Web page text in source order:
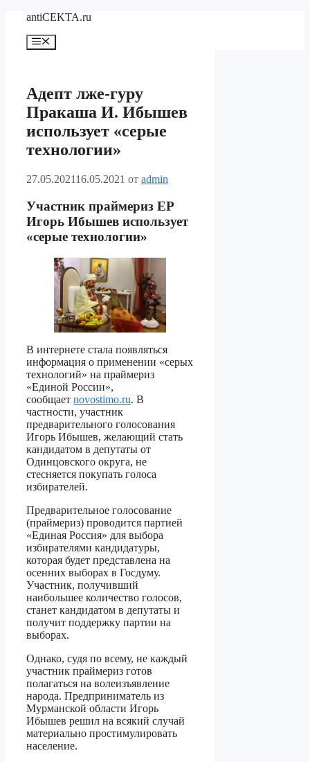
Перейти
содержимому
antiCEKTA.ru
Меню
Адепт лже-гуру
Пракаша И. Ибышев
использует «серые
технологии»
27.05.202116.05.2021 от admin
Участник праймериз ЕР
Игорь Ибышев использует
«серые технологии»
В интернете стала появляться
информация о применении «серых
технологий» на праймериз
«Единой России»,
сообщает novostimo.ru. В
частности, участник
предварительного голосования
Игорь Ибышев, желающий стать
кандидатом в депутаты от
Одинцовского округа, не
стесняется покупать голоса
избирателей.
Предварительное голосование
(праймериз) проводится партией
«Единая Россия» для выбора
избирателями кандидатуры,
которая будет представлена на
осенних выборах в Госдуму.
Участник, получивший
наибольшее количество голосов,
станет кандидатом в депутаты и
получит поддержку партии на
выборах.
Однако, судя по всему, не каждый
участник праймериз готов
полагаться на волеизъявление
народа. Предприниматель из
Мурманской области Игорь
Ибышев решил на всякий случай
материально простимулировать
население.